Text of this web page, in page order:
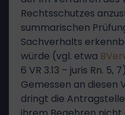
Rechtsschutzes
summarischen
Sachverhalts
würde (vgl. etwa
6 VR 3.13 – juris Rn. 5,
Gemessen an diesen
dringt die